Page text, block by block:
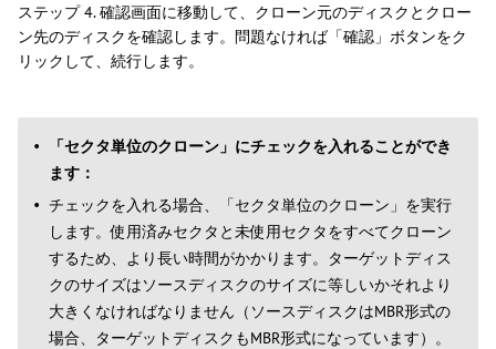
ステップ 4. 確認画面に移動して、クローン元のディスクとクロー
ン先のディスクを確認します。問題なければ「確認」ボタンをク
リックして、続行します。
「セクタ単位のクローン」にチェックを入れることができ
ます：
チェックを入れる場合、「セクタ単位のクローン」を実行
します。使用済みセクタと未使用セクタをすべてクローン
するため、より長い時間がかかります。ターゲットディス
クのサイズはソースディスクのサイズに等しいかそれより
大きくなければなりません（ソースディスクはMBR形式の
場合、ターゲットディスクもMBR形式になっています）。